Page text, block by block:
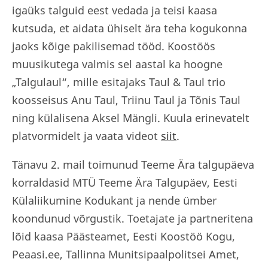
igaüks talguid eest vedada ja teisi kaasa
kutsuda, et aidata ühiselt ära teha kogukonna
jaoks kõige pakilisemad tööd. Koostöös
muusikutega valmis sel aastal ka hoogne
„Talgulaul“, mille esitajaks Taul & Taul trio
koosseisus Anu Taul, Triinu Taul ja Tõnis Taul
ning külalisena Aksel Mängli. Kuula erinevatelt
platvormidelt ja vaata videot siit.
Tänavu 2. mail toimunud Teeme Ära talgupäeva
korraldasid MTÜ Teeme Ära Talgupäev, Eesti
Külaliikumine Kodukant ja nende ümber
koondunud võrgustik. Toetajate ja partneritena
lõid kaasa Päästeamet, Eesti Koostöö Kogu,
Peaasi.ee, Tallinna Munitsipaalpolitsei Amet,